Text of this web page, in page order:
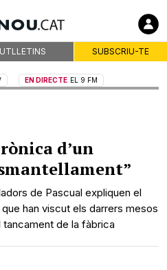
SUBSCRIU-TE
EN DIRECTE EL 9 FM
d’un
de Pascual expliquen el
han viscut els darrers mesos
tancament de la fàbrica